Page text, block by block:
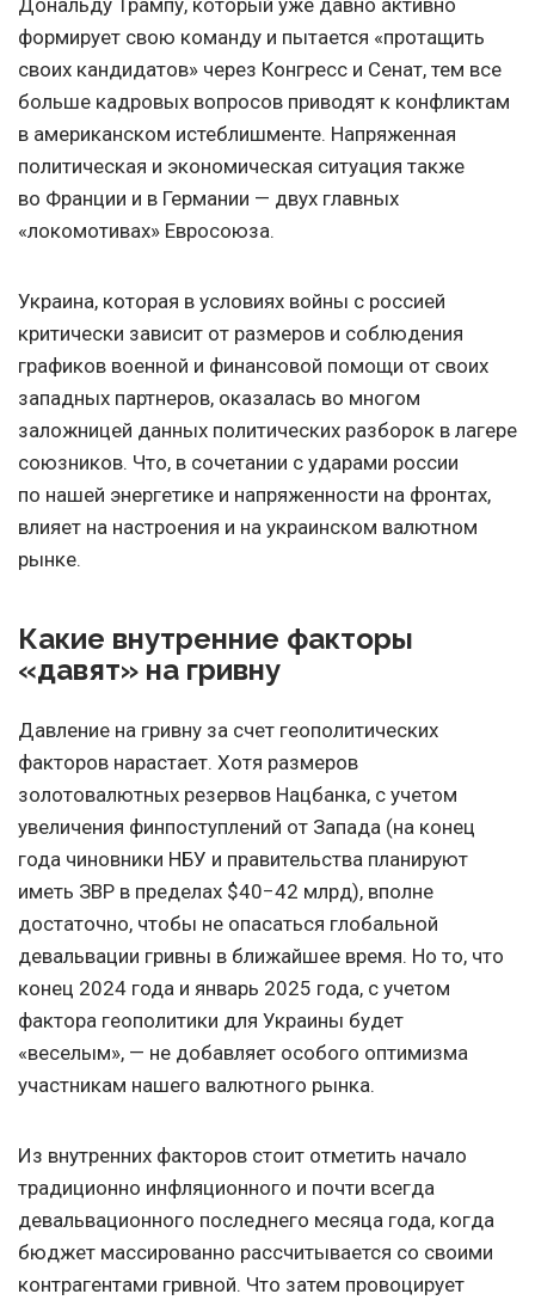
Дональду Трампу, который уже давно активно
формирует свою команду и пытается «протащить
своих кандидатов» через Конгресс и Сенат, тем все
больше кадровых вопросов приводят к конфликтам
в американском истеблишменте. Напряженная
политическая и экономическая ситуация также
во Франции и в Германии — двух главных
«локомотивах» Евросоюза.
Украина, которая в условиях войны с россией
критически зависит от размеров и соблюдения
графиков военной и финансовой помощи от своих
западных партнеров, оказалась во многом
заложницей данных политических разборок в лагере
союзников. Что, в сочетании с ударами россии
по нашей энергетике и напряженности на фронтах,
влияет на настроения и на украинском валютном
рынке.
Какие внутренние факторы
«давят» на гривну
Давление на гривну за счет геополитических
факторов нарастает. Хотя размеров
золотовалютных резервов Нацбанка, с учетом
увеличения финпоступлений от Запада (на конец
года чиновники НБУ и правительства планируют
иметь ЗВР в пределах $40−42 млрд), вполне
достаточно, чтобы не опасаться глобальной
девальвации гривны в ближайшее время. Но то, что
конец 2024 года и январь 2025 года, с учетом
фактора геополитики для Украины будет
«веселым», — не добавляет особого оптимизма
участникам нашего валютного рынка.
Из внутренних факторов стоит отметить начало
традиционно инфляционного и почти всегда
девальвационного последнего месяца года, когда
бюджет массированно рассчитывается со своими
контрагентами гривной. Что затем провоцирует